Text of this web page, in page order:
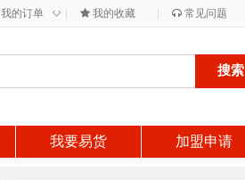
我的订单 ◇ 我的收藏 常见问题
搜索
我要易货 加盟申请